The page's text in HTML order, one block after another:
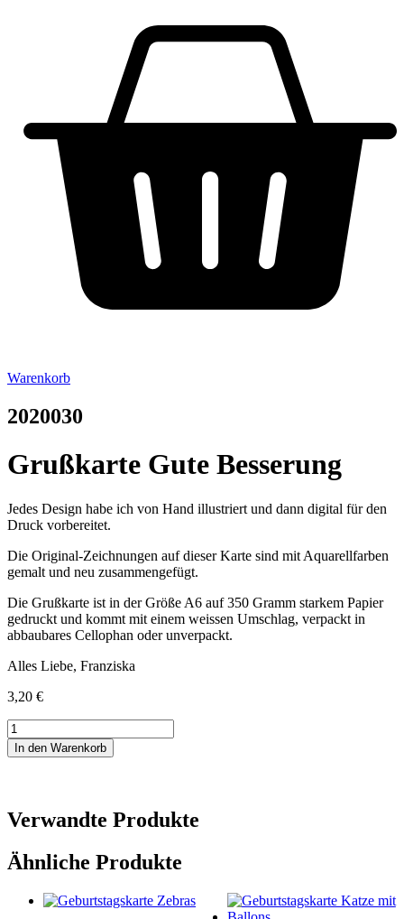
Warenkorb
2020030
Grußkarte Gute Besserung
Jedes Design habe ich von Hand illustriert und dann digital für den
Druck vorbereitet.
Die Original-Zeichnungen auf dieser Karte sind mit Aquarellfarben
gemalt und neu zusammengefügt.
Die Grußkarte ist in der Größe A6 auf 350 Gramm starkem Papier
gedruckt und kommt mit einem weissen Umschlag, verpackt in
abbaubares Cellophan oder unverpackt.
Alles Liebe, Franziska
3,20 €
Grußkarte
Gute
Besserung
In den Warenkorb
Verwandte Produkte
Ähnliche Produkte